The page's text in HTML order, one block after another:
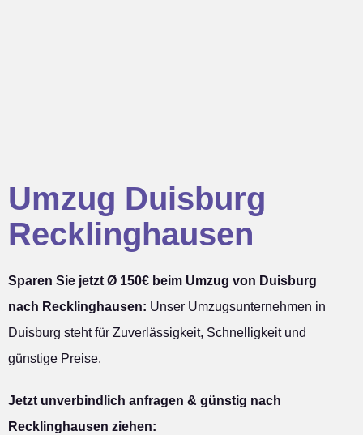
Umzug Duisburg
Recklinghausen
Sparen Sie jetzt Ø 150€ beim Umzug von Duisburg
nach Recklinghausen: Unser Umzugsunternehmen in
Duisburg steht für Zuverlässigkeit, Schnelligkeit und
günstige Preise.
Jetzt unverbindlich anfragen & günstig nach
Recklinghausen ziehen: